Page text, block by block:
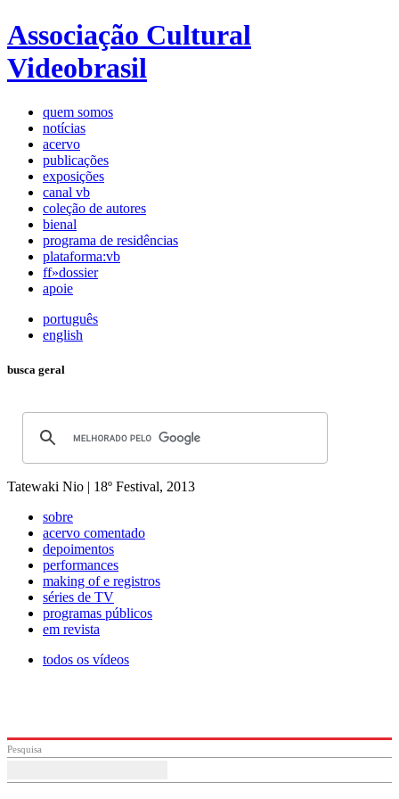
Associação Cultural
Videobrasil
quem somos
notícias
acervo
publicações
exposições
canal vb
coleção de autores
bienal
programa de residências
plataforma:vb
ff»dossier
apoie
português
english
busca geral
Tatewaki Nio | 18º Festival, 2013
sobre
acervo comentado
depoimentos
performances
making of e registros
séries de TV
programas públicos
em revista
todos os vídeos
Pesquisa